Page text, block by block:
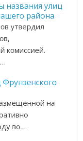
названия улиц
района
утвердил
комиссией.
на
во…